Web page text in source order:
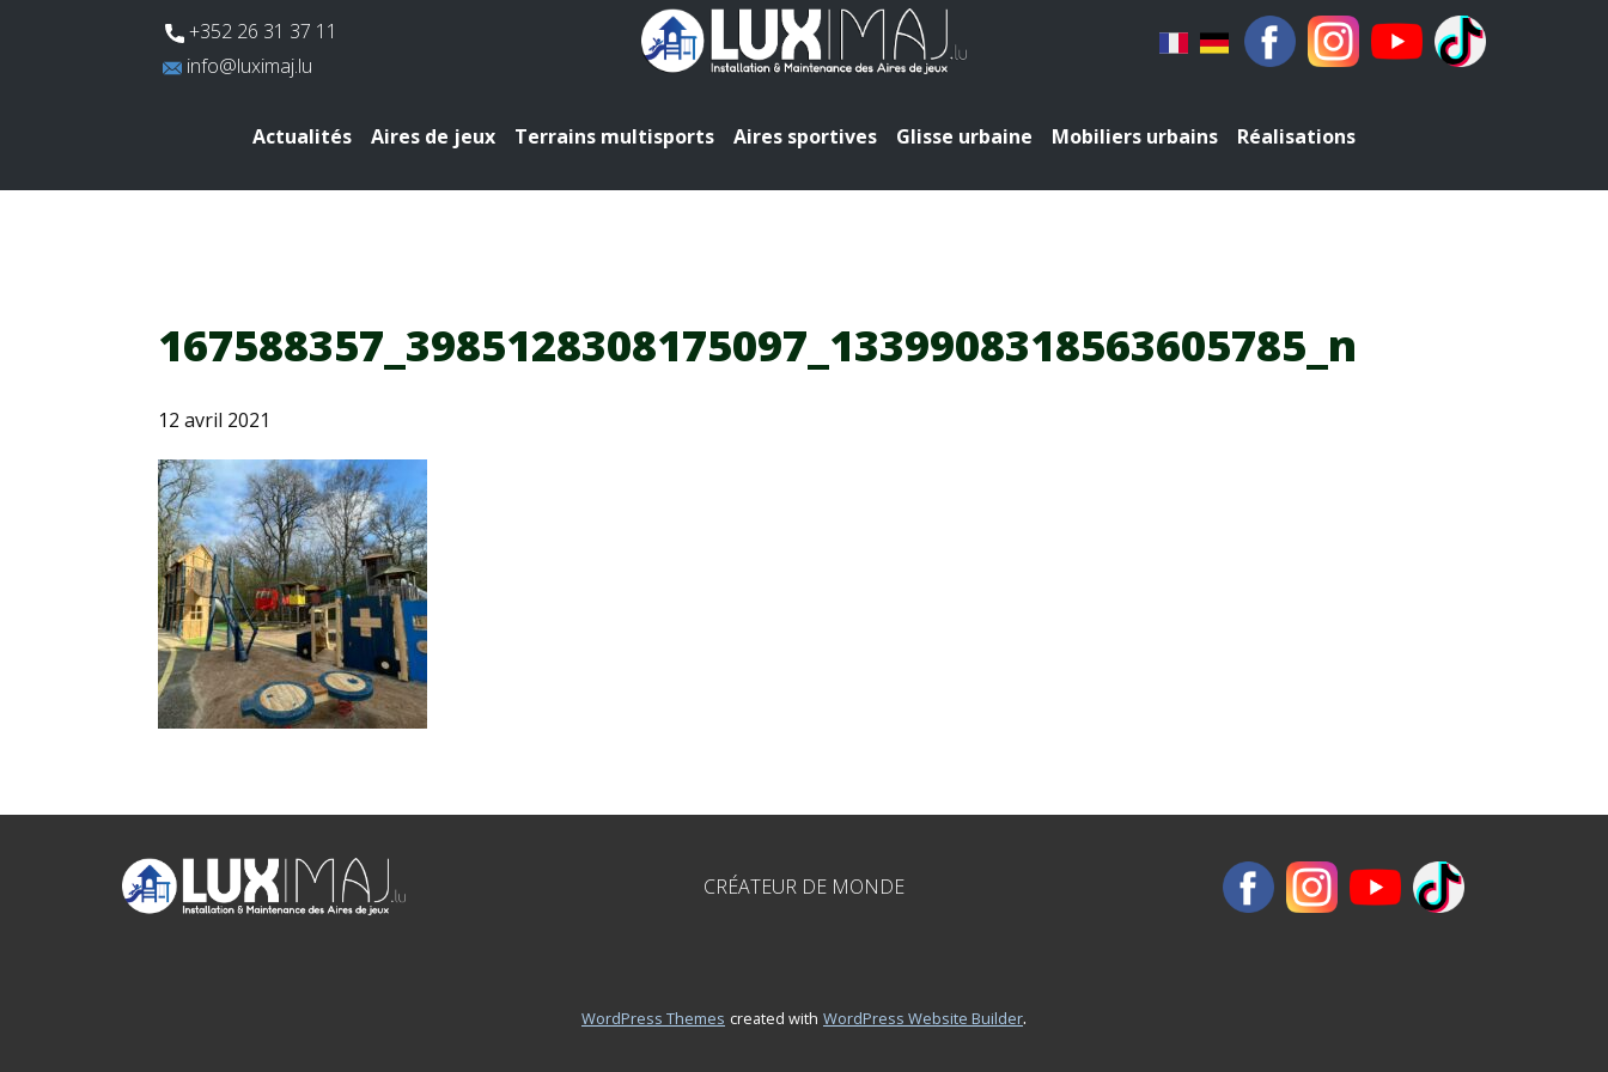
​+352 26 31 37 11
​info@luximaj.lu
Actualités Aires de jeux Terrains multisports Aires sportives Glisse urbaine Mobiliers urbains Réalisations
167588357_3985128308175097_1339908318563605785_n
12 avril 2021
CRÉATEUR DE MONDE
WordPress Themes created with WordPress Website Builder.